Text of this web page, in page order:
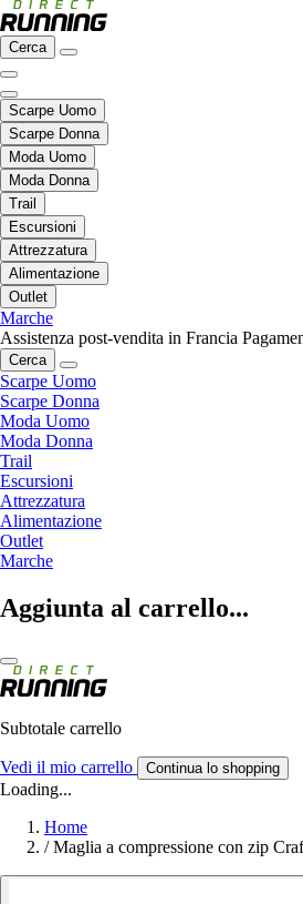
Cerca
Scarpe Uomo
Scarpe Donna
Moda Uomo
Moda Donna
Trail
Escursioni
Attrezzatura
Alimentazione
Outlet
Marche
Assistenza post-vendita in Francia
Cerca
Scarpe Uomo
Scarpe Donna
Moda Uomo
Moda Donna
Trail
Escursioni
Attrezzatura
Alimentazione
Outlet
Marche
Aggiunta al carrello...
Subtotale carrello
Vedi il mio carrello Continua lo shopping
Loading...
Home
/ Maglia a compressione con zip